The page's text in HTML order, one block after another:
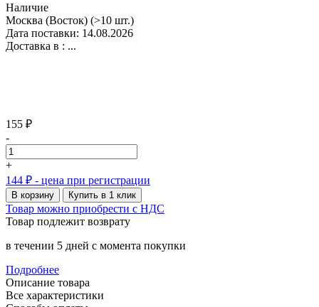
Наличие
Москва (Восток) (>10 шт.)
Дата поставки: 14.08.2026
Доставка в : ...
155 ₽
-
+
144 ₽ - цена при регистрации
В корзину Купить в 1 клик
Товар можно приобрести с НДС
Товар подлежит возврату
в течении 5 дней с момента покупки
Подробнее
Описание товара
Все характеристики